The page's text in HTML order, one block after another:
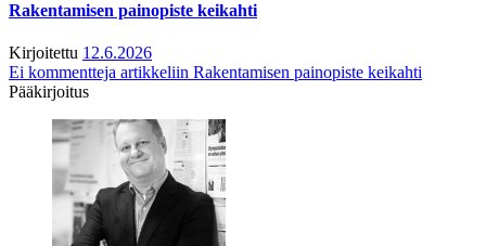
Rakentamisen painopiste keikahti
Kirjoitettu 12.6.2026
Ei kommentteja artikkeliin Rakentamisen painopiste keikahti
Pääkirjoitus